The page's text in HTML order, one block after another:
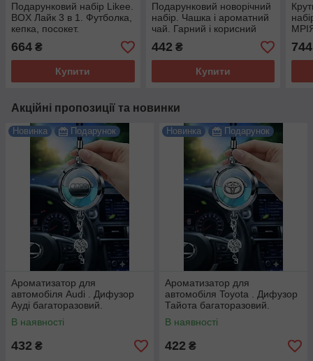
Подарунковий набір Likee.
BOX Лайк 3 в 1. Футболка,
кепка, посокет.
664 ₴
Купити
Подарунковий новорічний
набір. Чашка і ароматний
чай. Гарний і корисний
подарунок.
442 ₴
Купити
744
Акційні пропозиції та новинки
Новинка Подарунок
Ароматизатор для
автомобіля Audi . Дифузор
Ауді багаторазовий.
В наявності
432 ₴
Новинка Подарунок
Ароматизатор для
автомобіля Toyota . Дифузор
Тайота багаторазовий.
В наявності
422 ₴